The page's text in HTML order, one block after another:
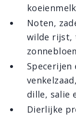
Noten,
wilde rijst,
Specerijen
dille, salie
Dierlijke